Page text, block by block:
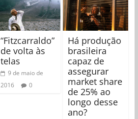
“Fitzcarraldo”
de volta às
telas
9 de maio de
2016
0
Há produção
brasileira
capaz de
assegurar
market share
de 25% ao
longo desse
ano?